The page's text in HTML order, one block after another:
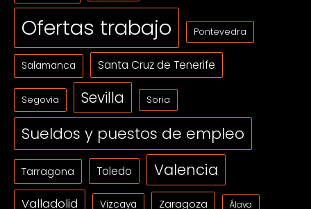
Ofertas trabajo Pontevedra
Salamanca Santa Cruz de Tenerife
Segovia Sevilla Soria
Sueldos y puestos de empleo
Tarragona Toledo Valencia
Valladolid Vizcaya Zaragoza Álava